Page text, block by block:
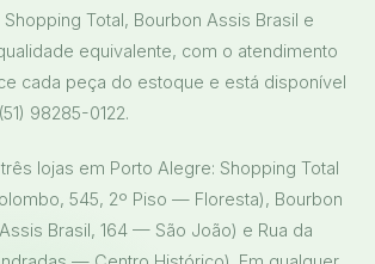
Total, Bourbon Assis Brasil e
equivalente, com o atendimento
cada peça do estoque e está disponível
98285-0122.
lojas em Porto Alegre: Shopping Total
545, 2º Piso — Floresta), Bourbon
Brasil, 164 — São João) e Rua da